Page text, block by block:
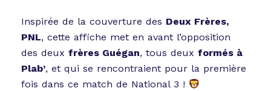
Inspirée de la couverture des Deux Frères,
PNL, cette affiche met en avant l’opposition
des deux frères Guégan, tous deux formés à
Plab’, et qui se rencontraient pour la première
fois dans ce match de National 3 !